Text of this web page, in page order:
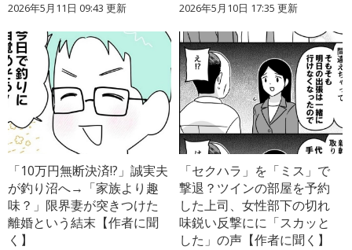
2026年5月11日 09:43 更新 2026年5月10日 17:35 更新
「10万円無断決済!?」誠実夫
が釣り沼へ→「家族より趣
味？」限界妻が突きつけた
離婚という結末【作者に聞
く】
「セクハラ」を「ミス」で
撃退？ツインの部屋を予約
した上司、女性部下の切れ
味鋭い反撃にに「スカッと
した」の声【作者に聞く】